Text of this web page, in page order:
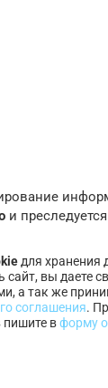
и
для хранения
вы даете
а так же
соглашения.
пишите вформу